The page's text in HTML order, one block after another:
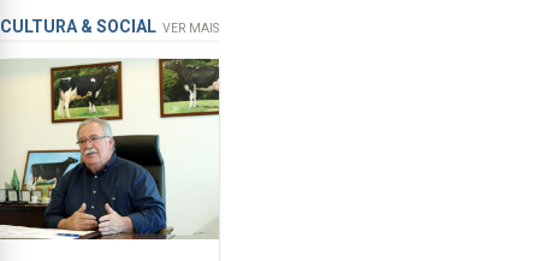
de
ensino
instituição
CULTURA & SOCIAL VER MAIS